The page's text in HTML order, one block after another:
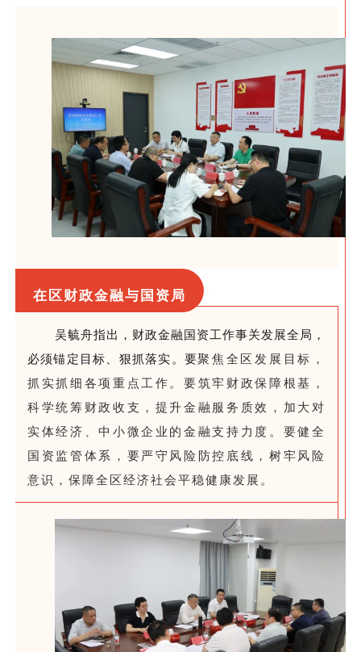
在区财政金融与国资局
吴毓舟指出，财政金融国资工作事关发展全局，
必须锚定目标、狠抓落实。要聚焦全区发展目标，
抓实抓细各项重点工作。要筑牢财政保障根基，
科学统筹财政收支，提升金融服务质效，加大对
实体经济、中小微企业的金融支持力度。要健全
国资监管体系，要严守风险防控底线，树牢风险
意识，保障全区经济社会平稳健康发展。